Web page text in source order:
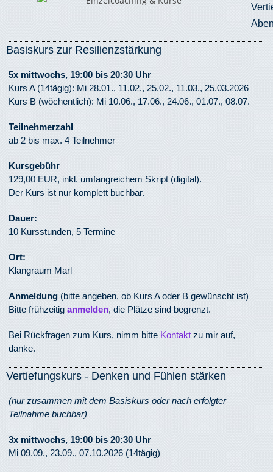
Basiskurs zur Resilienzstärkung
5x mittwochs, 19:00 bis 20:30 Uhr
Kurs A (14tägig): Mi 28.01., 11.02., 25.02., 11.03., 25.03.2026
Kurs B (wöchentlich): Mi 10.06., 17.06., 24.06., 01.07., 08.07.
Teilnehmerzahl
ab 2 bis max. 4 Teilnehmer
Kursgebühr
129,00 EUR, inkl. umfangreichem Skript (digital).
Der Kurs ist nur komplett buchbar.
Dauer:
10 Kursstunden, 5 Termine
Ort:
Klangraum Marl
Anmeldung (bitte angeben, ob Kurs A oder B gewünscht ist)
Bitte frühzeitiganmelden, die Plätze sind begrenzt.
Bei Rückfragen zum Kurs, nimm bitte Kontakt zu mir auf,
danke.
Vertiefungskurs - Denken und Fühlen stärken
(nur zusammen mit dem Basiskurs oder nach erfolgter
Teilnahme buchbar)
3x mittwochs, 19:00 bis 20:30 Uhr
Mi 09.09., 23.09., 07.10.2026 (14tägig)